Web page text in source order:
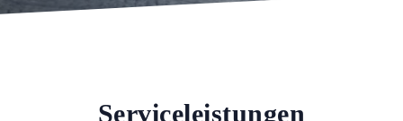
Serviceleistungen